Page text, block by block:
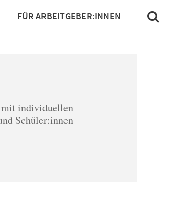
FÜR ARBEITGEBER:INNEN
individuellen
Schüler:innen